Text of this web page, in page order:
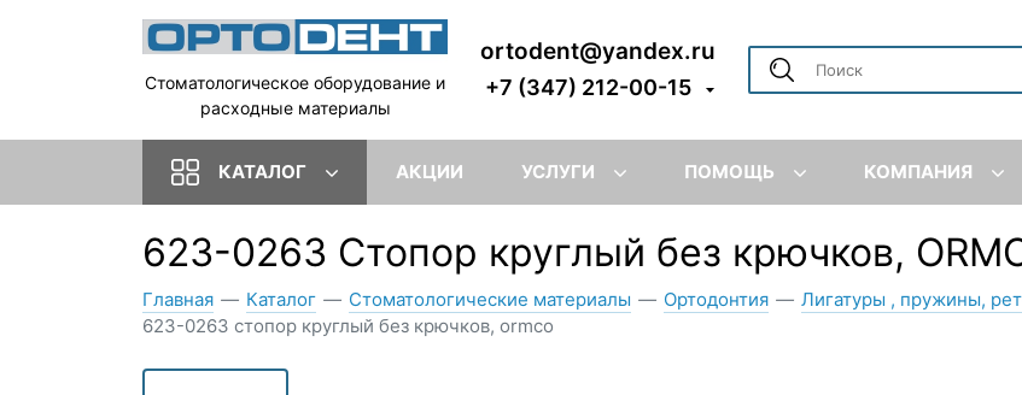
Стоматологическое оборудование и
расходные материалы
ortodent@yandex.ru
+7 (347) 212-00-15
КАТАЛОГ АКЦИИ УСЛУГИ ПОМОЩЬ КОМПАНИЯ
623-0263 Стопор круглый без крючков,
Главная — Каталог — Стоматологические материалы — Ортодонтия — Лигатуры , пружины,
623-0263 стопор круглый без крючков, ormco